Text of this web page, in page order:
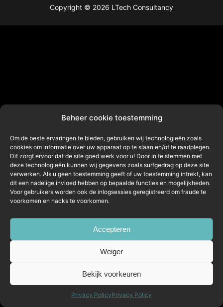
Beheer cookie toestemming
Om de beste ervaringen te bieden, gebruiken wij technologieën zoals
cookies om informatie over uw apparaat op te slaan en/of te raadplegen.
Dit zorgt ervoor dat de site goed werk voor u! Door in te stemmen met
deze technologieën kunnen wij gegevens zoals surfgedrag op deze site
verwerken. Als u geen toestemming geeft of uw toestemming intrekt, kan
dit een nadelige invloed hebben op bepaalde functies en mogelijkheden.
Voor gebruikers worden ook de inlogsessies geregistreerd om fraude te
voorkomen en hacks te voorkomen.
Accepteren
Weiger
Bekijk voorkeuren
Privacy PolicyPrivacy Policy
Copyright © 2026 LTech Consultancy